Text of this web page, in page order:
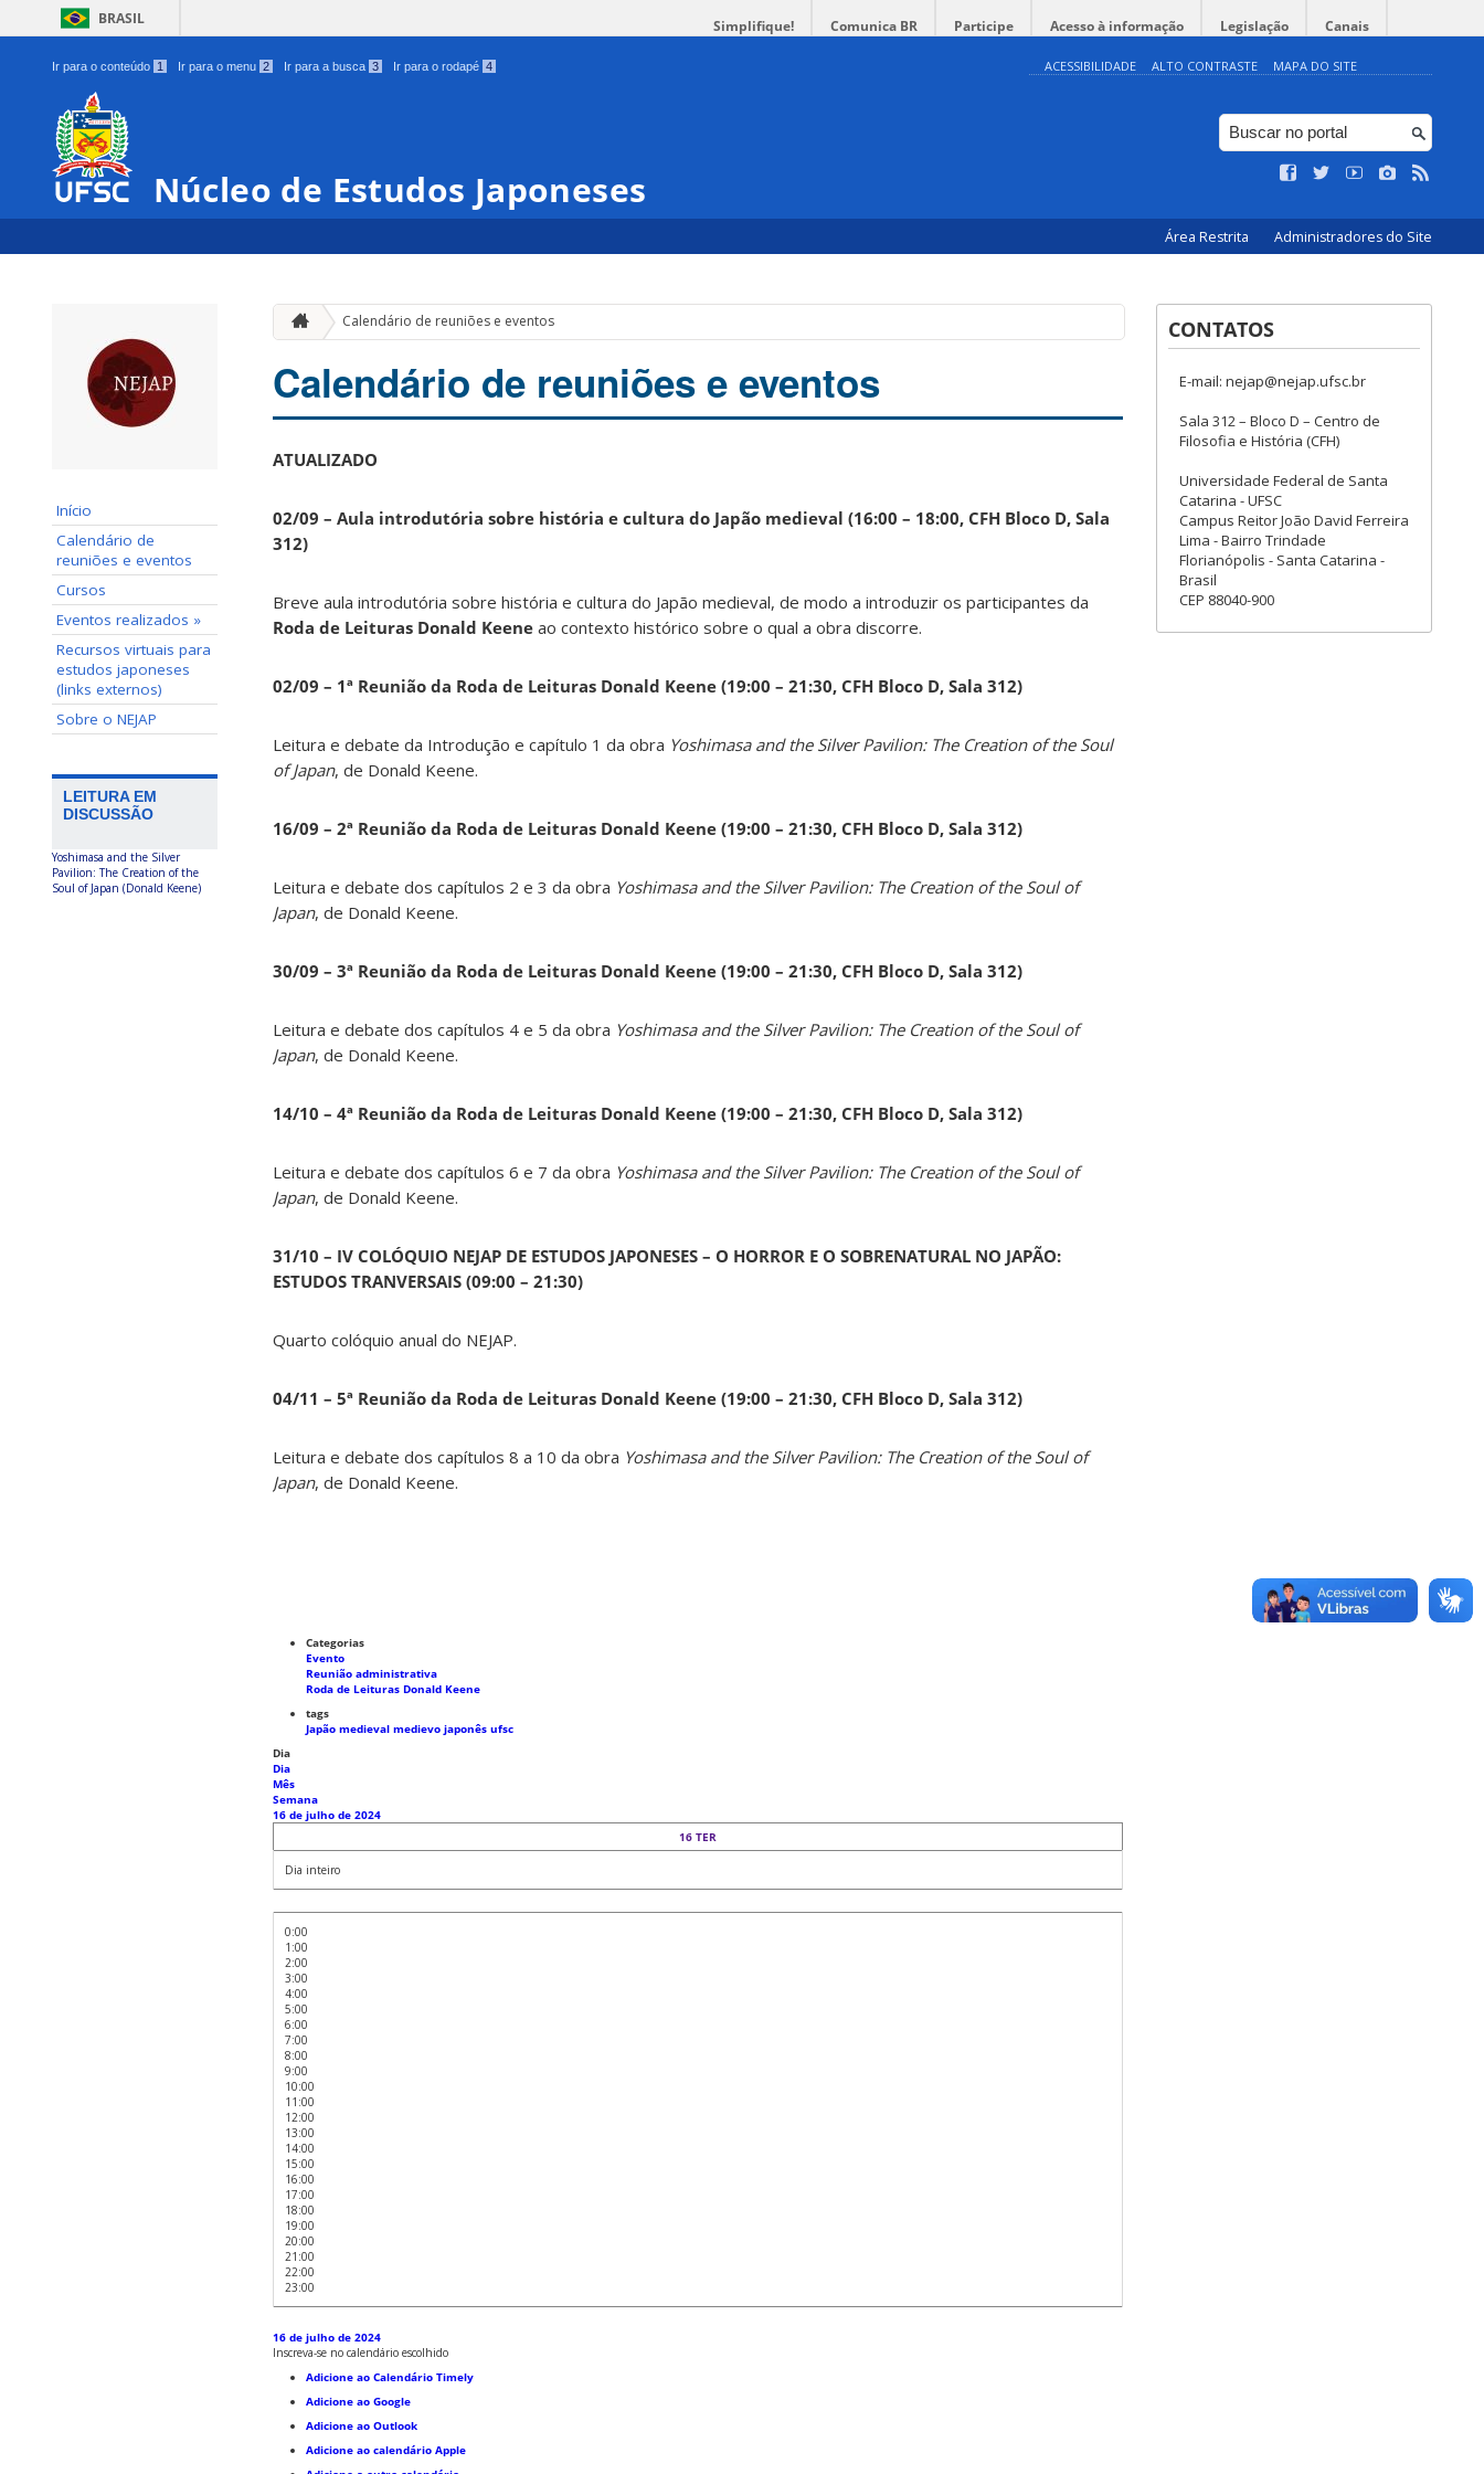
BRASIL Simplifique! Comunica BR Participe Acesso à informação Legislação Canais
Ir para o conteúdo 1 Ir para o menu 2 Ir para a busca 3 Ir para o rodapé 4 ACESSIBILIDADE ALTO CONTRASTE MAPA DO SITE
Núcleo de Estudos Japoneses
Área Restrita Administradores do Site
Início
Calendário de
reuniões e eventos
Cursos
Eventos realizados »
Recursos virtuais para
estudos japoneses
(links externos)
Sobre o NEJAP
LEITURA EM
DISCUSSÃO
Yoshimasa and the Silver
Pavilion: The Creation of the
Soul of Japan (Donald Keene)
Calendário de reuniões e eventos
Calendário de reuniões e eventos
ATUALIZADO
02/09 – Aula introdutória sobre história e cultura do Japão medieval (16:00 – 18:00, CFH Bloco D, Sala
312)
Breve aula introdutória sobre história e cultura do Japão medieval, de modo a introduzir os participantes da
Roda de Leituras Donald Keene ao contexto histórico sobre o qual a obra discorre.
02/09 – 1ª Reunião da Roda de Leituras Donald Keene (19:00 – 21:30, CFH Bloco D, Sala 312)
Leitura e debate da Introdução e capítulo 1 da obra Yoshimasa and the Silver Pavilion: The Creation of the Soul
of Japan, de Donald Keene.
16/09 – 2ª Reunião da Roda de Leituras Donald Keene (19:00 – 21:30, CFH Bloco D, Sala 312)
Leitura e debate dos capítulos 2 e 3 da obra Yoshimasa and the Silver Pavilion: The Creation of the Soul of
Japan, de Donald Keene.
30/09 – 3ª Reunião da Roda de Leituras Donald Keene (19:00 – 21:30, CFH Bloco D, Sala 312)
Leitura e debate dos capítulos 4 e 5 da obra Yoshimasa and the Silver Pavilion: The Creation of the Soul of
Japan, de Donald Keene.
14/10 – 4ª Reunião da Roda de Leituras Donald Keene (19:00 – 21:30, CFH Bloco D, Sala 312)
Leitura e debate dos capítulos 6 e 7 da obra Yoshimasa and the Silver Pavilion: The Creation of the Soul of
Japan, de Donald Keene.
31/10 – IV COLÓQUIO NEJAP DE ESTUDOS JAPONESES – O HORROR E O SOBRENATURAL NO JAPÃO:
ESTUDOS TRANVERSAIS (09:00 – 21:30)
Quarto colóquio anual do NEJAP.
04/11 – 5ª Reunião da Roda de Leituras Donald Keene (19:00 – 21:30, CFH Bloco D, Sala 312)
Leitura e debate dos capítulos 8 a 10 da obra Yoshimasa and the Silver Pavilion: The Creation of the Soul of
Japan, de Donald Keene.
Categorias
Evento
Reunião administrativa
Roda de Leituras Donald Keene
tags
Japão medieval medievo japonês ufsc
Dia
Dia
Mês
Semana
16 de julho de 2024
16 TER
Dia inteiro
0:00
1:00
2:00
3:00
4:00
5:00
6:00
7:00
8:00
9:00
10:00
11:00
12:00
13:00
14:00
15:00
16:00
17:00
18:00
19:00
20:00
21:00
22:00
23:00
16 de julho de 2024
Inscreva-se no calendário escolhido
Adicione ao Calendário Timely
Adicione ao Google
Adicione ao Outlook
Adicione ao calendário Apple
CONTATOS
E-mail: nejap@nejap.ufsc.br
Sala 312 – Bloco D – Centro de
Filosofia e História (CFH)
Universidade Federal de Santa
Catarina - UFSC
Campus Reitor João David Ferreira
Lima - Bairro Trindade
Florianópolis - Santa Catarina -
Brasil
CEP 88040-900